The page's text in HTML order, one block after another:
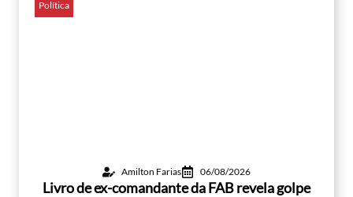
Política
Amilton Farias 06/08/2026
Livro de ex-comandante da FAB revela golpe